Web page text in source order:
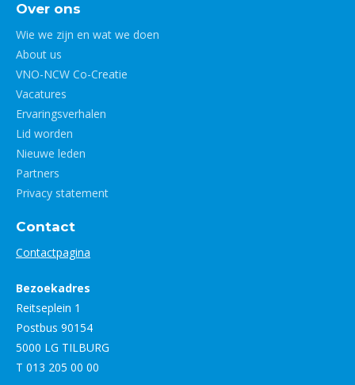
Over ons
Wie we zijn en wat we doen
About us
VNO-NCW Co-Creatie
Vacatures
Ervaringsverhalen
Lid worden
Nieuwe leden
Partners
Privacy statement
Contact
Contactpagina
Bezoekadres
Reitseplein 1
Postbus 90154
5000 LG TILBURG
T 013 205 00 00